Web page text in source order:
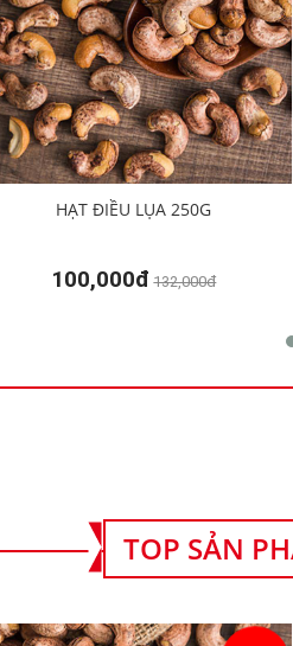
HẠT ĐIỀU LỤA 250G
100,000đ 132,000đ
TOP SẢN